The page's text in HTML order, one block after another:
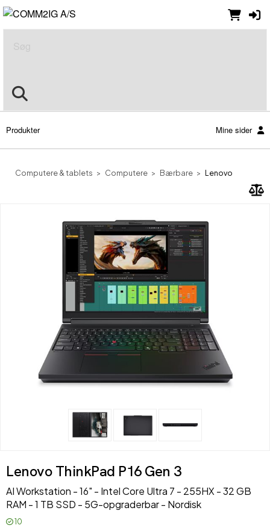
Produkter Mine sider
Computere & tablets Computere Bærbare Lenovo
Lenovo ThinkPad P16 Gen 3
AI Workstation - 16" - Intel Core Ultra 7 - 255HX - 32 GB
RAM - 1 TB SSD - 5G-opgraderbar - Nordisk
10